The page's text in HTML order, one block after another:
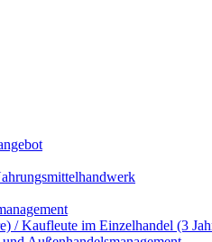
/ Kaufleute im Einzelhandel (3